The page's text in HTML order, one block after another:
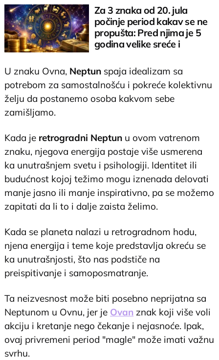
Za 3 znaka od 20. jula
počinje period kakav se ne
propušta: Pred njima je 5
godina velike sreće i
U znaku Ovna, Neptun spaja idealizam sa
potrebom za samostalnošću i pokreće kolektivnu
želju da postanemo osoba kakvom sebe
zamišljamo.
Kada je retrogradni Neptun u ovom vatrenom
znaku, njegova energija postaje više usmerena
ka unutrašnjem svetu i psihologiji. Identitet ili
budućnost kojoj težimo mogu iznenada delovati
manje jasno ili manje inspirativno, pa se možemo
zapitati da li to i dalje zaista želimo.
Kada se planeta nalazi u retrogradnom hodu,
njena energija i teme koje predstavlja okreću se
ka unutrašnjosti, što nas podstiče na
preispitivanje i samoposmatranje.
Ta neizvesnost može biti posebno neprijatna sa
Neptunom u Ovnu, jer je Ovan znak koji više voli
akciju i kretanje nego čekanje i nejasnoće. Ipak,
ovaj privremeni period "magle" može imati važnu
svrhu.